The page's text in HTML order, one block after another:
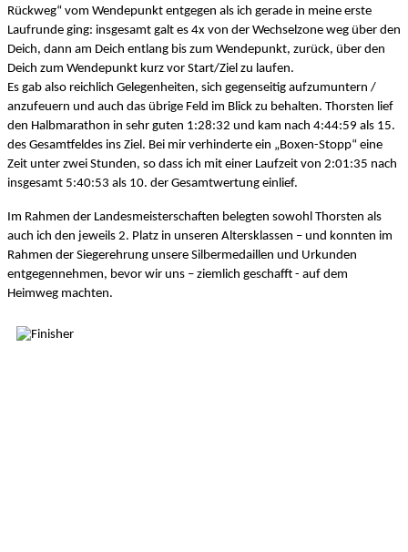
Rückweg“ vom Wendepunkt entgegen als ich gerade in meine erste
Laufrunde ging: insgesamt galt es 4x von der Wechselzone weg über den
Deich, dann am Deich entlang bis zum Wendepunkt, zurück, über den
Deich zum Wendepunkt kurz vor Start/Ziel zu laufen.
Es gab also reichlich Gelegenheiten, sich gegenseitig aufzumuntern /
anzufeuern und auch das übrige Feld im Blick zu behalten. Thorsten lief
den Halbmarathon in sehr guten 1:28:32 und kam nach 4:44:59 als 15.
des Gesamtfeldes ins Ziel. Bei mir verhinderte ein „Boxen-Stopp“ eine
Zeit unter zwei Stunden, so dass ich mit einer Laufzeit von 2:01:35 nach
insgesamt 5:40:53 als 10. der Gesamtwertung einlief.
Im Rahmen der Landesmeisterschaften belegten sowohl Thorsten als
auch ich den jeweils 2. Platz in unseren Altersklassen – und konnten im
Rahmen der Siegerehrung unsere Silbermedaillen und Urkunden
entgegennehmen, bevor wir uns – ziemlich geschafft - auf dem
Heimweg machten.